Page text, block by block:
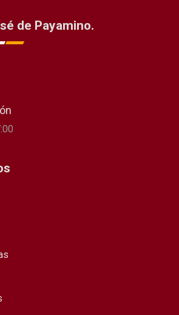
de Payamino.